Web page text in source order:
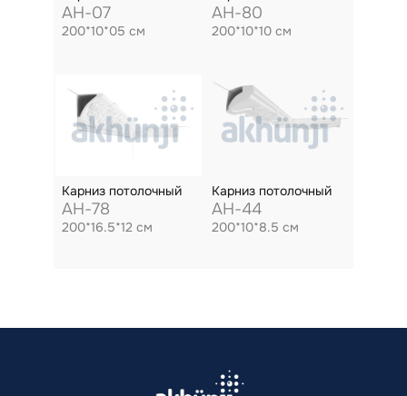
AH-07
200*10*05 см
AH-80
200*10*10 см
Карниз потолочный
AH-78
200*16.5*12 см
Карниз потолочный
AH-44
200*10*8.5 см